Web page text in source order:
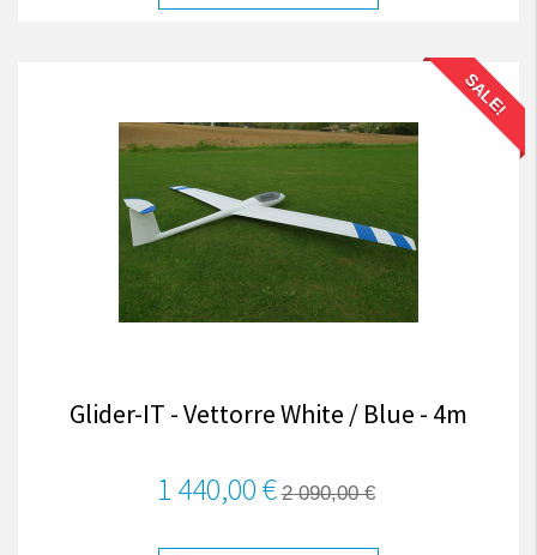
SALE!
Glider-IT - Vettorre White / Blue - 4m
1 440,00 € 2 090,00 €